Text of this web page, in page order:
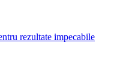
rezultate impecabile